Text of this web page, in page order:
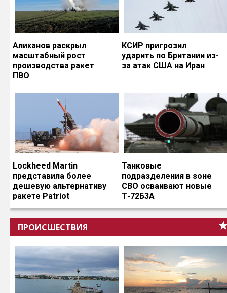
Алиханов раскрыл
масштабный рост
производства ракет
ПВО
КСИР пригрозил
ударить по Британии из-
за атак США на Иран
Lockheed Martin
представила более
дешевую альтернативу
ракете Patriot
Танковые
подразделения в зоне
СВО осваивают новые
Т-72Б3А
ПРОИСШЕСТВИЯ